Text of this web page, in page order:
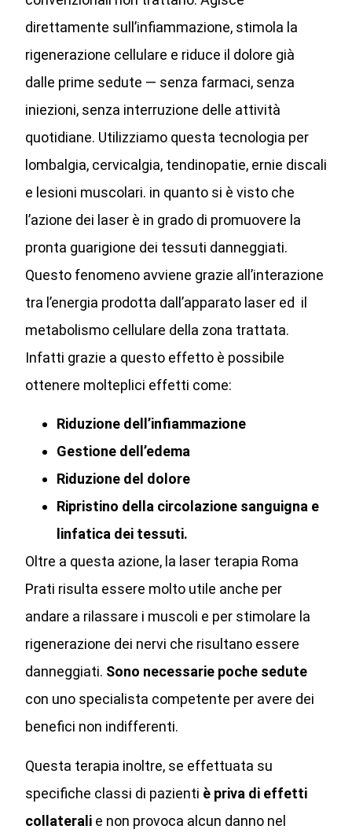
direttamente sull’infiammazione, stimola la
rigenerazione cellulare e riduce il dolore già
dalle prime sedute — senza farmaci, senza
iniezioni, senza interruzione delle attività
quotidiane. Utilizziamo questa tecnologia per
lombalgia, cervicalgia, tendinopatie, ernie discali
e lesioni muscolari. in quanto si è visto che
l’azione dei laser è in grado di promuovere la
pronta guarigione dei tessuti danneggiati.
Questo fenomeno avviene grazie all’interazione
tra l’energia prodotta dall’apparato laser ed il
metabolismo cellulare della zona trattata.
Infatti grazie a questo effetto è possibile
ottenere molteplici effetti come:
Riduzione dell’infiammazione
Gestione dell’edema
Riduzione del dolore
Ripristino della circolazione sanguigna e
linfatica dei tessuti.
Oltre a questa azione, la laser terapia Roma
Prati risulta essere molto utile anche per
andare a rilassare i muscoli e per stimolare la
rigenerazione dei nervi che risultano essere
danneggiati. Sono necessarie poche sedute
con uno specialista competente per avere dei
benefici non indifferenti.
Questa terapia inoltre, se effettuata su
specifiche classi di pazienti è priva di effetti
collaterali e non provoca alcun danno nel